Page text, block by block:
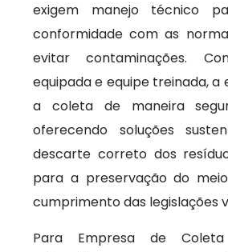
exigem manejo técnico
conformidade com as
evitar contaminações.
equipada e equipe treinada, a
a coleta de maneira
oferecendo soluções
descarte correto dos
para a preservação do
cumprimento das legislações
Para Empresa de